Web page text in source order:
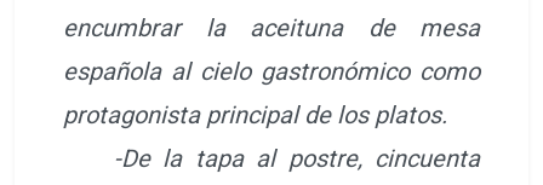
encumbrar la aceituna de mesa
española al cielo gastronómico como
protagonista principal de los platos.
-De la tapa al postre, cincuenta